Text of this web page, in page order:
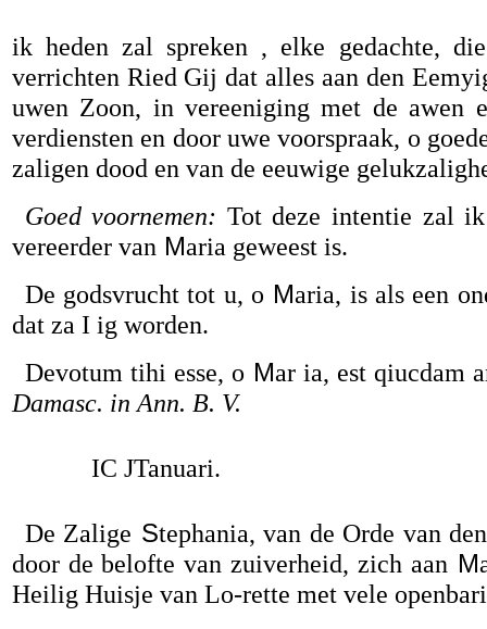
ik heden zal spreken , elke gedachte,
verrichten Ried Gij dat alles aan den
uwen Zoon, in vereeniging met de
verdiensten en door uwe voorspraak, o
zaligen dood en van de eeuwige
Goed voornemen: Tot deze intentie zal
vereerder van Maria geweest is.
De godsvrucht tot u, o Maria, is als een
dat za I ig worden.
Devotum tihi esse, o Mar ia, est qiucdam
Damasc. in Ann. B. V.
IC JTanuari.
De Zalige Stephania, van de Orde van
door de belofte van zuiverheid, zich aan M
Heilig Huisje van Lo-rette met vele